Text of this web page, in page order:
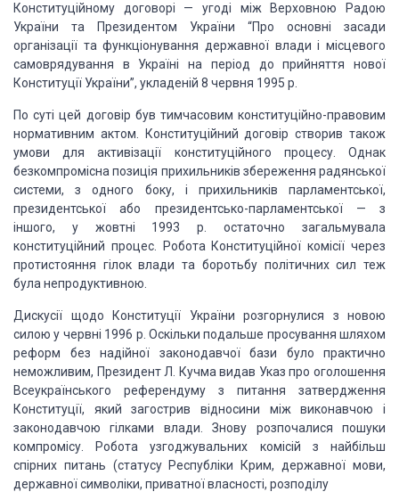
Конституційному договорі — угоді між Верховною Радою
України та Президентом України “Про основні засади
організації та функціонування державної влади і місцевого
самоврядування в Україні на період до прийняття нової
Конституції України”, укладеній 8 червня 1995 р.
По суті цей договір був тимчасовим конституційно-правовим
нормативним актом.
Конституційний договір створив також
умови для активізації конституційного процесу.
Однак
безкомпромісна позиція прихильників збереження радянської
системи, з одного боку, і прихильників парламентської,
президентської або президентсько-парламентської— з
іншого, у жовтні 1993 р. остаточно загальмувала
конституційний процес. Робота Конституційної комісії через
протистояння гілок влади та боротьбу політичних сил теж
була непродуктивною.
Дискусії щодо Конституції України розгорнулися з новою
силою у червні 1996 р. Оскільки подальше просування шляхом
реформ без надійної законодавчої бази було практично
неможливим, Президент Л. Кучма видав Указ про оголошення
Всеукраїнського референдуму з питання затвердження
Конституції, який загострив відносини між виконавчою і
законодавчою гілками влади. Знову розпочалися пошуки
компромісу. Робота узгоджувальних комісій з найбільш
спірних питань (статусу Республіки Крим, державної мови,
державної символіки, приватної власності, розподілу